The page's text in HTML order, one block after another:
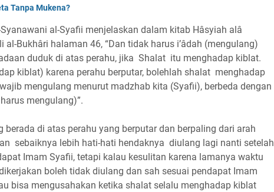
Tanpa Mukena?
al-Syafii menjelaskan dalam kitab Hâsyiah alâ
Bukhâri halaman 46, “Dan tidak harus i’âdah (mengulang)
duduk di atas perahu, jika Shalat itu menghadap kiblat.
kiblat) karena perahu berputar, bolehlah shalat menghadap
mengulang menurut madzhab kita (Syafii), berbeda dengan
mengulang)”.
berada di atas perahu yang berputar dan berpaling dari arah
sebaiknya lebih hati-hati hendaknya diulang lagi nanti setelah
Imam Syafii, tetapi kalau kesulitan karena lamanya waktu
boleh tidak diulang dan sah sesuai pendapat Imam
bisa mengusahakan ketika shalat selalu menghadap kiblat